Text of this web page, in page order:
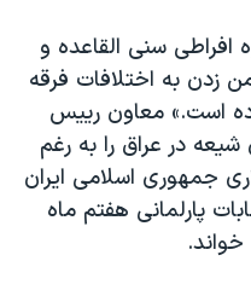
سنی القاعده و
زدن به اختلافات فرقه
است.» معاون رييس
در عراق را به رغم
جمهوری اسلامی ايران
پارلمانی هفتم ماه